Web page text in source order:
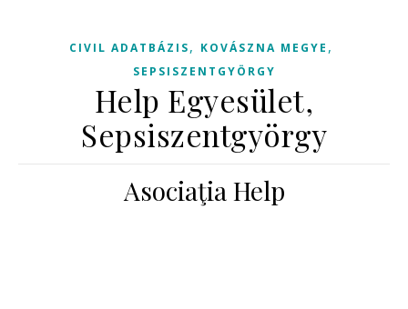
CIVIL ADATBÁZIS, KOVÁSZNA MEGYE ,
SEPSISZENTGYÖRGY
Help Egyesület,
Sepsiszentgyörgy
Asociaţia Help